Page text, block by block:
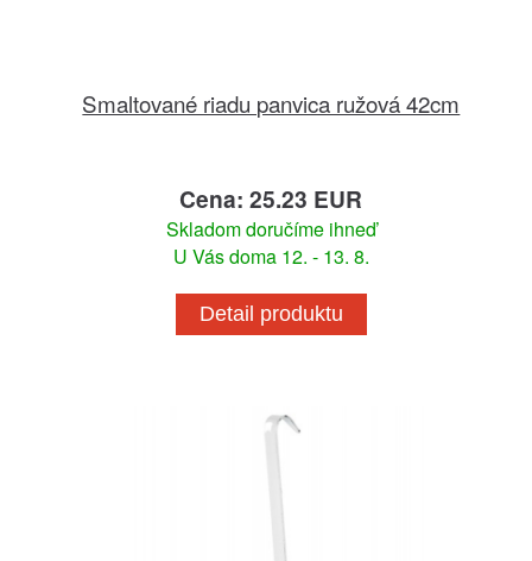
Smaltované riadu panvica ružová 42cm
Cena: 25.23 EUR
Skladom doručíme ihneď
U Vás doma 12. - 13. 8.
Detail produktu